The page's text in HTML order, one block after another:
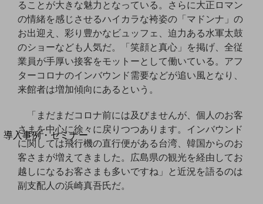
運用保守・故障紛失サポート
回線・ネットワーク
お手続き
別ウィンドウで開きます
サービスをご利用中のお客さま
導入事例・セミナー
導入事例TOP
最新の導入事例や注目の導入事例をご紹介します
セミナー
ることが大きな魅力となっている。さらに大正ロマン
の情緒を感じさせるハイカラな袴姿の「マドンナ」の
お出迎え、彩り豊かなビュッフェ、迫力ある水軍太鼓
のショーなども人気だ。「笑顔と真心」を掲げ、全従
業員が手厚い接客をモットーとして働いている。アフ
ターコロナのインバウンド需要などが追い風となり、
来館者は増加傾向にあるという。
「まだまだコロナ前には及びませんが、個人のお客
さまを中心に徐々に戻りつつあります。インバウンド
に関しては飛行機の直行便がある台湾、韓国からのお
客さまが増えてきました。広島県の観光を経由してお
越しになるお客さまも多いですね」と近況を語るのは
副支配人の浜崎真吾氏だ。